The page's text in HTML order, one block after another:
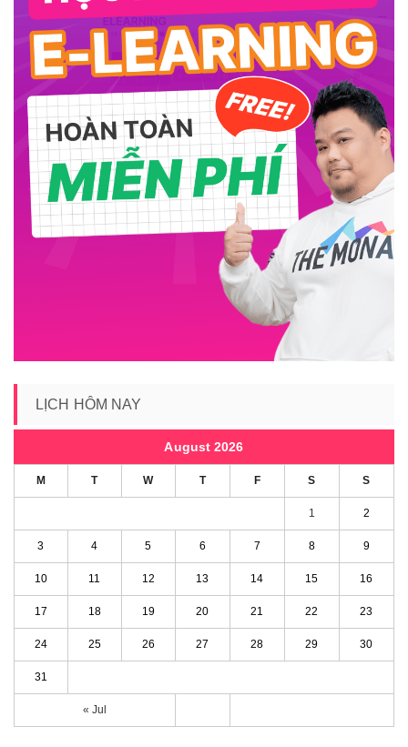
LỊCH HÔM NAY
August 2026
M T W T F S S
« Jul
1 2
3 4 5 6 7 8 9
10 11 12 13 14 15 16
17 18 19 20 21 22 23
24 25 26 27 28 29 30
31